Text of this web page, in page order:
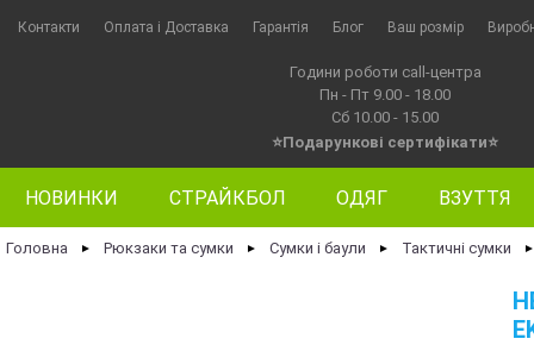
Контакти Оплата i Доставка Гарантія Блог Ваш розмір
Години роботи call-центра
Пн - Пт 9.00 - 18.00
Сб 10.00 - 15.00
⭐Подарункові сертифікати⭐
НОВИНКИ СТРАЙКБОЛ ОДЯГ ВЗУТТЯ
Головна ► Рюкзаки та сумки ► Сумки і баули ► Тактичні сумки ►